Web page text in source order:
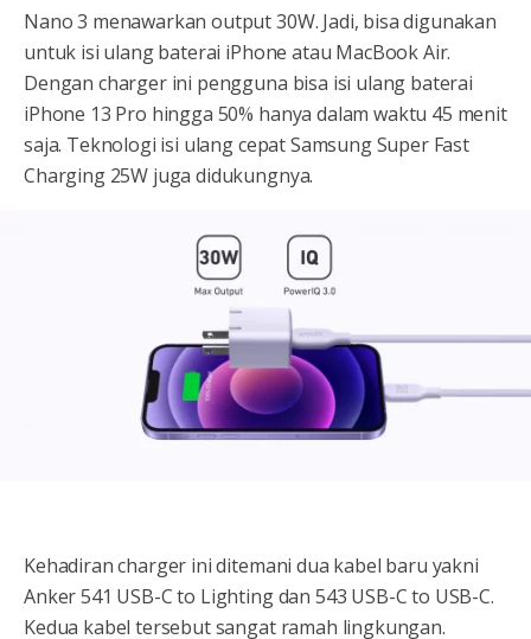
Nano 3 menawarkan output 30W. Jadi, bisa digunakan
untuk isi ulang baterai iPhone atau MacBook Air.
Dengan charger ini pengguna bisa isi ulang baterai
iPhone 13 Pro hingga 50% hanya dalam waktu 45 menit
saja. Teknologi isi ulang cepat Samsung Super Fast
Charging 25W juga didukungnya.
Kehadiran charger ini ditemani dua kabel baru yakni
Anker 541 USB-C to Lighting dan 543 USB-C to USB-C.
Kedua kabel tersebut sangat ramah lingkungan.